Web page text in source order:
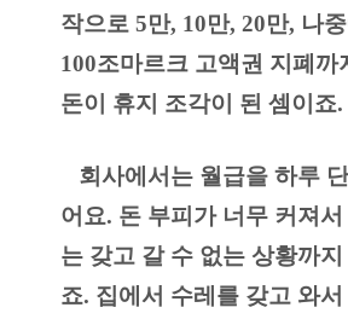
작으로 5만, 10만, 20만, 나
100조마르크 고액권 지폐까
돈이 휴지 조각이 된 셈이죠.
어요. 돈 부피가 너무 커져
는 갖고 갈 수 없는 상황까지
죠. 집에서 수레를 갖고 와서